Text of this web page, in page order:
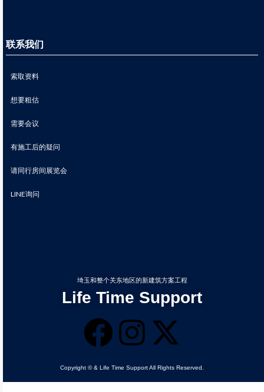
联系我们
索取资料
想要粗估
需要会议
有施工后的疑问
请同行房间展览会
LINE询问
埼玉和整个关东地区的新建筑方案工程
Life Time Support
Copyright © & Life Time Support All Rights Reserved.